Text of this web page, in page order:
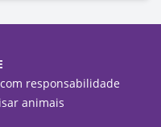
responsabilidade
animais